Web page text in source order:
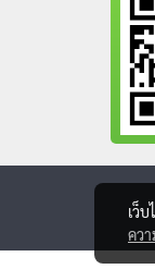
เว็
คว